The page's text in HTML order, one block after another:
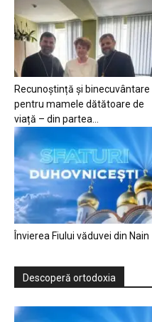
Recunoștință și binecuvântare
pentru mamele dătătoare de
viață – din partea...
Învierea Fiului văduvei din Nain
Descoperă ortodoxia